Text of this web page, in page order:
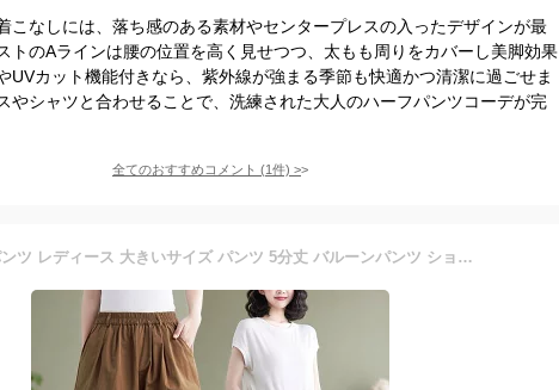
こなしには、落ち感のある素材やセンタープレスの入ったデザインが最
トのAラインは腰の位置を高く見せつつ、太もも周りをカバーし美脚効果
UVカット機能付きなら、紫外線が強まる季節も快適かつ清潔に過ごせま
やシャツと合わせることで、洗練された大人のハーフパンツコーデが完
全てのおすすめコメント (1件) >
ハーフパンツ レディース 大きいサイズ パンツ 5分丈 バルーンパンツ ショートパンツ 膝丈 半ズボン 短パン ウエストゴム ショーパン サマーパンツ 五分丈パンツ ガウチョ 春 夏 ゆったり カジュアル 体型カバー ボトムス グリーン ブラック